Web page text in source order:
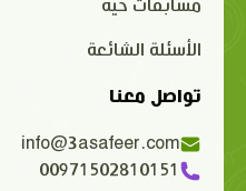
مسابقات حيّة
الأسئلة الشائعة
تواصل معنا
info@3asafeer.com
00971502810151